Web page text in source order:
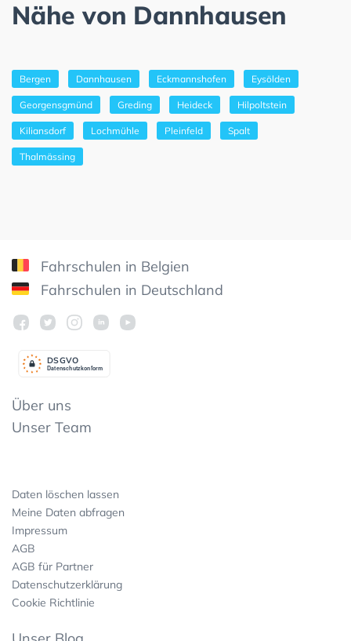
Nähe von Dannhausen
Bergen Dannhausen Eckmannshofen Eysölden
Georgensgmünd Greding Heideck Hilpoltstein
Kiliansdorf Lochmühle Pleinfeld Spalt
Thalmässing
Fahrschulen in Belgien
Fahrschulen in Deutschland
Datenschutzkonform
DSGVO
Über uns
Unser Team
Daten löschen lassen
Meine Daten abfragen
Impressum
AGB
AGB für Partner
Datenschutzerklärung
Cookie Richtlinie